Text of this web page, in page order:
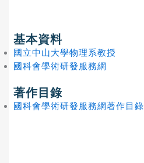
基本資料
國立中山大學物理系教授
國科會學術研發服務網
著作目錄
國科會學術研發服務網著作目錄